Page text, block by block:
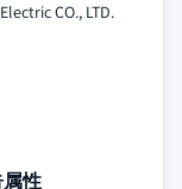
CO., LTD.
性